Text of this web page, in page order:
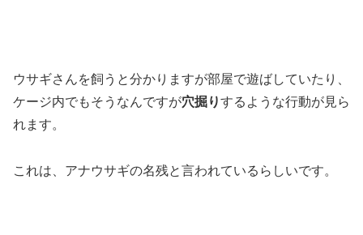
ウサギさんを飼うと分かりますが部屋で遊ばしていたり、
ケージ内でもそうなんですが穴掘りするような行動が見ら
れます。
これは、アナウサギの名残と言われているらしいです。